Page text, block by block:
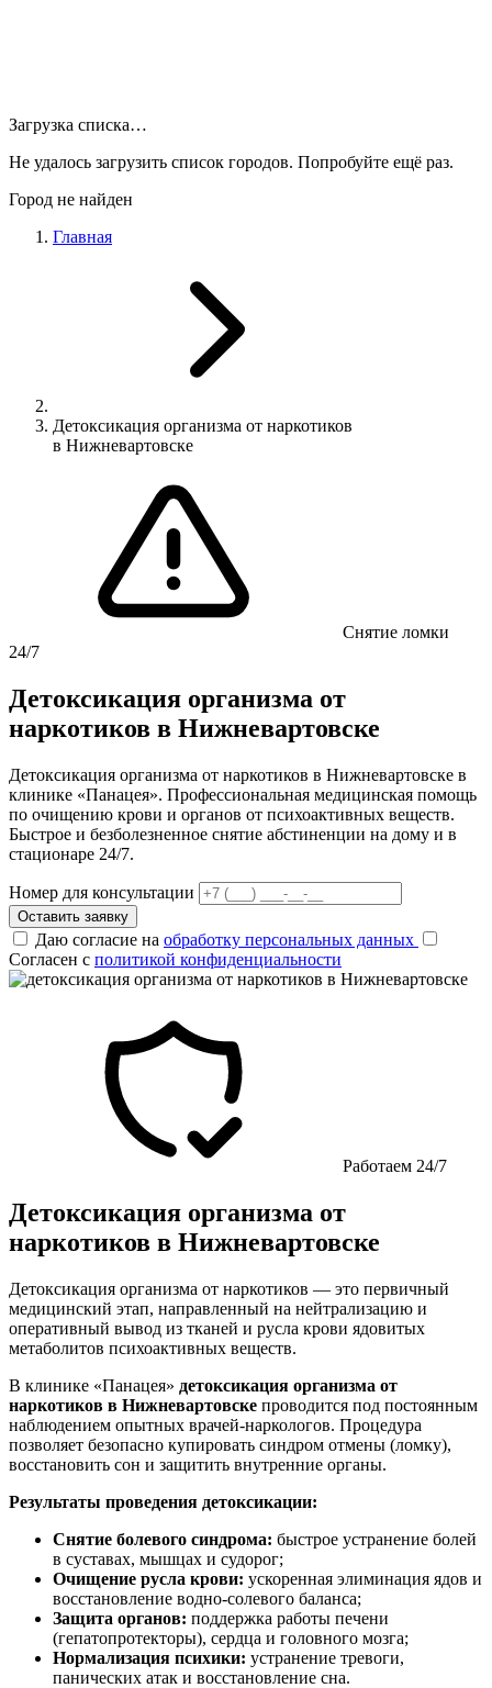
Загрузка списка…
Не удалось загрузить список городов. Попробуйте ещё раз.
Город не найден
Главная
Детоксикация организма от наркотиков
в Нижневартовске
Снятие ломки
24/7
Детоксикация организма от
наркотиков в Нижневартовске
Детоксикация организма от наркотиков в Нижневартовске в
клинике «Панацея». Профессиональная медицинская помощь
по очищению крови и органов от психоактивных веществ.
Быстрое и безболезненное снятие абстиненции на дому и в
стационаре 24/7.
Номер для консультации
Оставить заявку
Даю согласие на обработку персональных данных
Согласен с политикой конфиденциальности
Работаем 24/7
Детоксикация организма от
наркотиков в Нижневартовске
Детоксикация организма от наркотиков — это первичный
медицинский этап, направленный на нейтрализацию и
оперативный вывод из тканей и русла крови ядовитых
метаболитов психоактивных веществ.
В клинике «Панацея» детоксикация организма от
наркотиков в Нижневартовске проводится под постоянным
наблюдением опытных врачей-наркологов. Процедура
позволяет безопасно купировать синдром отмены (ломку),
восстановить сон и защитить внутренние органы.
Результаты проведения детоксикации:
Снятие болевого синдрома: быстрое устранение болей
в суставах, мышцах и судорог;
Очищение русла крови: ускоренная элиминация ядов и
восстановление водно-солевого баланса;
Защита органов: поддержка работы печени
(гепатопротекторы), сердца и головного мозга;
Нормализация психики: устранение тревоги,
панических атак и восстановление сна.